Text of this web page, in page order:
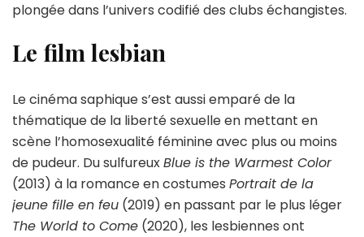
plongée dans l’univers codifié des clubs échangistes.
Le film lesbian
Le cinéma saphique s’est aussi emparé de la
thématique de la liberté sexuelle en mettant en
scène l’homosexualité féminine avec plus ou moins
de pudeur. Du sulfureuxBlue is the Warmest Color
(2013) à la romance en costumes Portrait de la
jeune fille en feu (2019) en passant par le plus léger
The World to Come (2020), les lesbiennes ont